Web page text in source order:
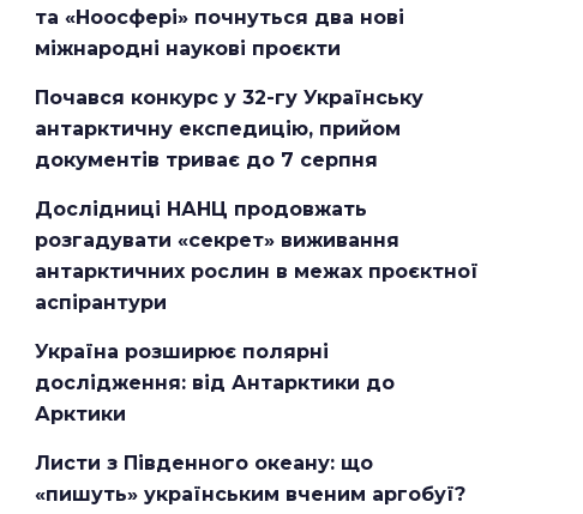
та «Ноосфері» почнуться два нові
міжнародні наукові проєкти
Почався конкурс у 32-гу Українську
антарктичну експедицію, прийом
документів триває до 7 серпня
Дослідниці НАНЦ продовжать
розгадувати «секрет» виживання
антарктичних рослин в межах проєктної
аспірантури
Україна розширює полярні
дослідження: від Антарктики до
Арктики
Листи з Південного океану: що
«пишуть» українським вченим аргобуї?